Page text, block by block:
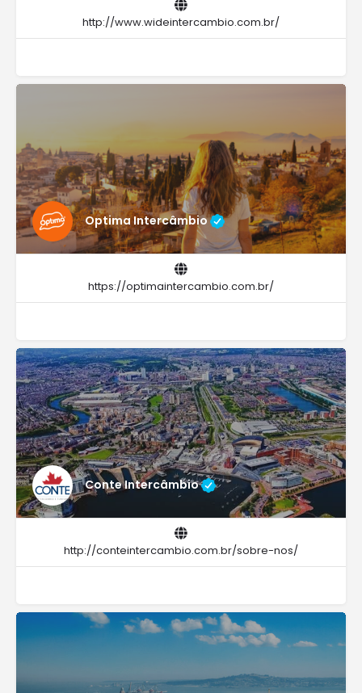
http://www.wideintercambio.com.br/
Optima Intercâmbio
https://optimaintercambio.com.br/
Conte Intercâmbio
http://conteintercambio.com.br/sobre-nos/